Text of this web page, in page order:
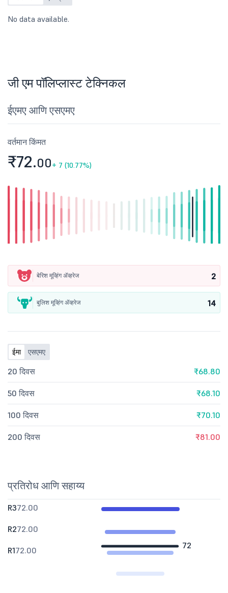
No data available.
जी एम पॉलिप्लास्ट टेक्निकल
ईएमए आणि एसएमए
वर्तमान किंमत
₹72.00+ 7 (10.77%)
बेरिश मूव्हिंग ॲव्हरेज 2
बुलिश मूव्हिंग ॲव्हरेज 14
ईमा एसएमए
20 दिवस ₹68.80
50 दिवस ₹68.10
100 दिवस ₹70.10
200 दिवस ₹81.00
प्रतिरोध आणि सहाय्य
72
R372.00
R272.00
R172.00